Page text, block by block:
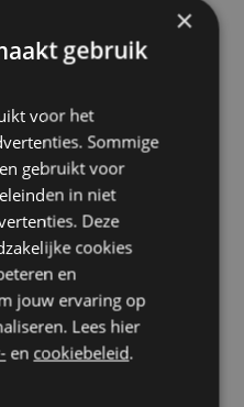
blijven de
de Europese
Zelfs in de buurt
scholen of
experts
De milieueffecten
ingeschat.
×
gebruik
voor het
Sommige
gebruikt voor
in niet
Deze
cookies
en
jouw ervaring op
Lees hier
en cookiebeleid.